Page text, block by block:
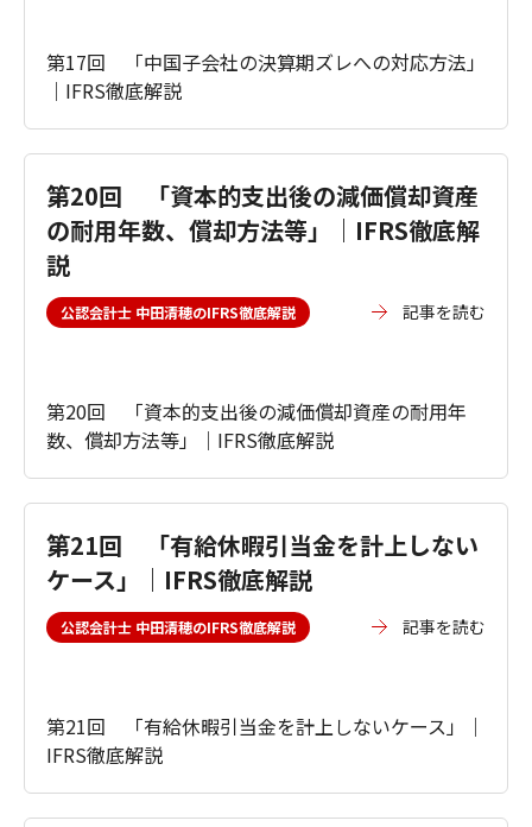
第17回 「中国子会社の決算期ズレへの対応方法」
｜IFRS徹底解説
第20回 「資本的支出後の減価償却資産
の耐用年数、償却方法等」｜IFRS徹底解
説
公認会計士 中田清穂のIFRS徹底解説 記事を読む
第20回 「資本的支出後の減価償却資産の耐用年
数、償却方法等」｜IFRS徹底解説
第21回 「有給休暇引当金を計上しない
ケース」｜IFRS徹底解説
公認会計士 中田清穂のIFRS徹底解説 記事を読む
第21回 「有給休暇引当金を計上しないケース」｜
IFRS徹底解説